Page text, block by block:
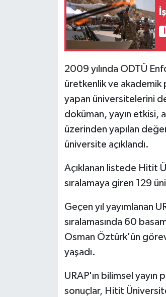
2009 yılında ODTÜ
üretkenlik ve akademik
yapan üniversitelerini
doküman, yayın etkisi,
üzerinden yapılan
üniversite açıklandı.
Açıklanan listede Hitit
sıralamaya giren 129
Geçen yıl yayımlanan
sıralamasında 60
Osman Öztürk'ün
yaşadı.
URAP'ın bilimsel yayın
sonuçlar, Hitit